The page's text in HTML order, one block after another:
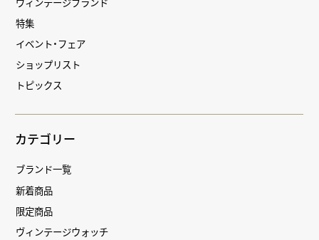
特集
イベント・フェア
ショップリスト
トピックス
カテゴリー
ブランド一覧
新着商品
限定商品
ヴィンテージウォッチ